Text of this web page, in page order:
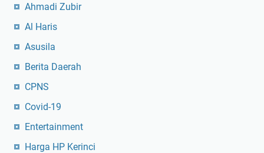
Ahmadi Zubir
Al Haris
Asusila
Berita Daerah
CPNS
Covid-19
Entertainment
Harga HP Kerinci